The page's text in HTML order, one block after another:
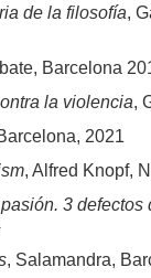
de la filosofía ,
Barcelona
la violencia ,
2021
, Alfred Knopf,
3 defectos
, Salamandra,